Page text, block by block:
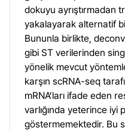
dokuyu ayrıştırmadan
yakalayarak alternatif
Bununla birlikte,
gibi ST verilerinden
yönelik mevcut
karşın scRNA-seq
mRNA’ları ifade eden
varlığında yeterince iyi
göstermemektedir. Bu